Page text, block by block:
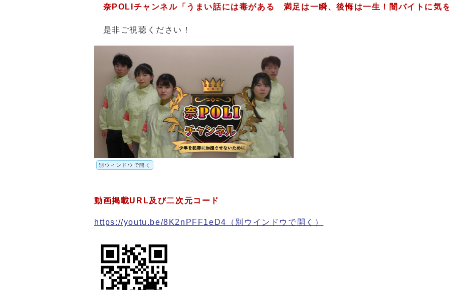
奈POLIチャンネル「うまい話には毒がある 満足は一瞬、後悔は一生！闇バイトに気
是非ご視聴ください！
別ウィンドウで開く
動画掲載URL及び二次元コード
https://youtu.be/8K2nPFF1eD4 （別ウインドウで開く）